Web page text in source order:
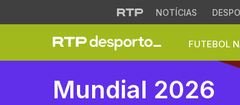
NOTÍCIAS
FUTEBOL
Mundial2026:
Mundial 2026